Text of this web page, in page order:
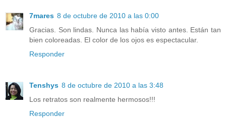
7mares 8 de octubre de 2010 a las 0:00
Gracias. Son lindas. Nunca las había visto antes. Están tan
bien coloreadas. El color de los ojos es espectacular.
Responder
Tenshys 8 de octubre de 2010 a las 3:48
Los retratos son realmente hermosos!!!
Responder